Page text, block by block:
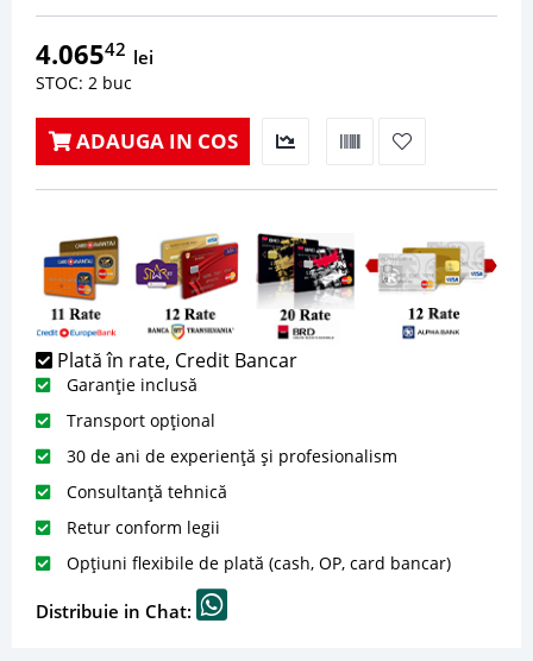
4.06542 lei
STOC: 2 buc
ADAUGA IN COS
Plată în rate, Credit Bancar
Garanție inclusă
Transport opțional
30 de ani de experiență și profesionalism
Consultanță tehnică
Retur conform legii
Opțiuni flexibile de plată (cash, OP, card bancar)
Distribuie in Chat: